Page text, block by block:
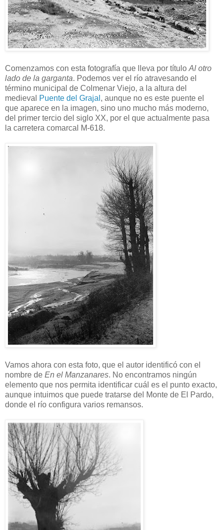
Comenzamos con esta fotografía que lleva por título Al otro
lado de la garganta. Podemos ver el río atravesando el
término municipal de Colmenar Viejo, a la altura del
medieval
Puente del Grajal , aunque no es este puente el
que aparece en la imagen, sino uno mucho más moderno,
del primer tercio del siglo XX, por el que actualmente pasa
la carretera comarcal M-618.
Vamos ahora con esta foto, que el autor identificó con el
nombre de En el Manzanares. No encontramos ningún
elemento que nos permita identificar cuál es el punto exacto,
aunque intuimos que puede tratarse del Monte de El Pardo,
donde el río configura varios remansos.